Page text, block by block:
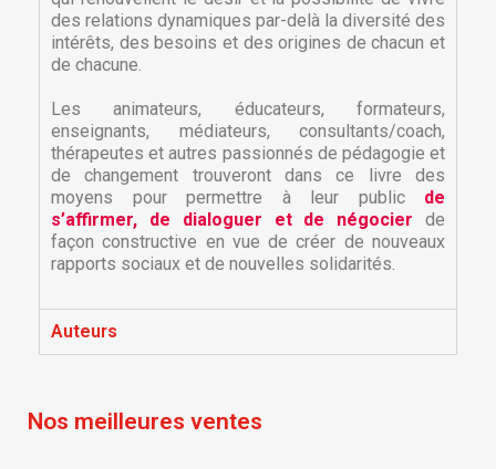
Ajouter à ma liste d'envies ×
Créer une liste d'envies ×
Nom de la liste d'envies
Annuler Créer une liste d'envies
Connexion ×
Vous devez être connecté pour ajouter des produits
à votre liste d'envies.
Annuler
des relations dynamiques par-delà la diversité des
intérêts, des besoins et des origines de chacun et
de chacune.
Les animateurs, éducateurs, formateurs,
enseignants, médiateurs, consultants/coach,
thérapeutes et autres passionnés de pédagogie et
de changement trouveront dans ce livre des
moyens pour permettre à leur public de
s’affirmer, de dialoguer et de négocier de
façon constructive en vue de créer de nouveaux
rapports sociaux et de nouvelles solidarités.
Auteurs
Nos meilleures ventes